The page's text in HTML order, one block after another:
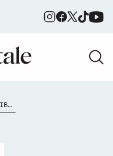
UN-GIGLIO-PACE-LIBERTA-STAMPA-2026-CAMPIDOGLIO